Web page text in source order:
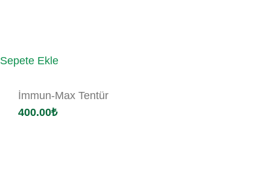
Sepete Ekle
İmmun-Max Tentür
400.00₺